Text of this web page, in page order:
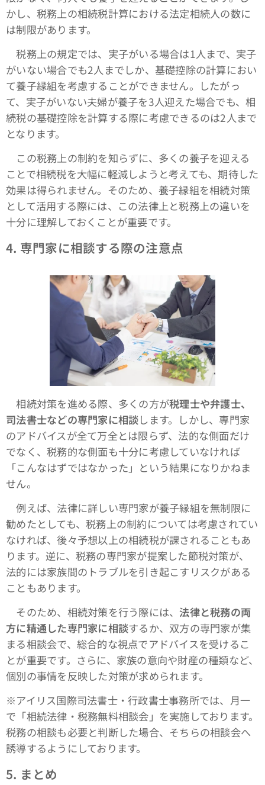
かし、税務上の相続税計算における法定相続人の数に
は制限があります。
税務上の規定では、実子がいる場合は1人まで、実子
がいない場合でも2人までしか、基礎控除の計算におい
て養子縁組を考慮することができません。したがっ
て、実子がいない夫婦が養子を3人迎えた場合でも、相
続税の基礎控除を計算する際に考慮できるのは2人まで
となります。
この税務上の制約を知らずに、多くの養子を迎える
ことで相続税を大幅に軽減しようと考えても、期待した
効果は得られません。そのため、養子縁組を相続対策
として活用する際には、この法律上と税務上の違いを
十分に理解しておくことが重要です。
4. 専門家に相談する際の注意点
相続対策を進める際、多くの方が税理士や弁護士、
司法書士などの専門家に相談します。しかし、専門家
のアドバイスが全て万全とは限らず、法的な側面だけ
でなく、税務的な側面も十分に考慮していなければ
「こんなはずではなかった」という結果になりかねま
せん。
例えば、法律に詳しい専門家が養子縁組を無制限に
勧めたとしても、税務上の制約については考慮されてい
なければ、後々予想以上の相続税が課されることもあ
ります。逆に、税務の専門家が提案した節税対策が、
法的には家族間のトラブルを引き起こすリスクがある
こともあります。
そのため、相続対策を行う際には、法律と税務の両
方に精通した専門家に相談するか、双方の専門家が集
まる相談会で、総合的な視点でアドバイスを受けるこ
とが重要です。さらに、家族の意向や財産の種類など、
個別の事情を反映した対策が求められます。
※アイリス国際司法書士・行政書士事務所では、月一
で「相続法律・税務無料相談会」を実施しております。
税務の相談も必要と判断した場合、そちらの相談会へ
誘導するようにしております。
5. まとめ